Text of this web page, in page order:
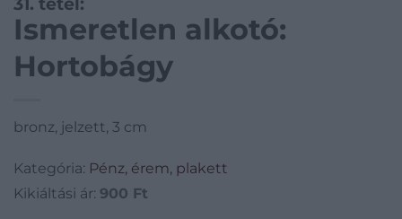
Ismeretlen alkotó:
Hortobágy
bronz, jelzett, 3 cm
Kategória: Pénz, érem, plakett
Kikiáltási ár: 900 Ft